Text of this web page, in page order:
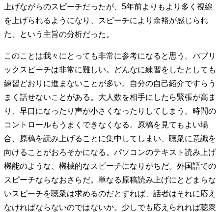
上げながらのスピーチだったが、5年前よりもより多く視線
を上げられるようになり、スピーチにより余裕が感じられ
た、という主旨の分析だった。
このことは我々にとっても非常に参考になると思う。パブリ
ックスピーチは非常に難しい。どんなに練習をしたとしても
練習どおりに進まないことが多い。自分の自己紹介ですらう
まく話せないことがある。大人数を相手にしたら緊張が高ま
り、早口になったり声が小さくなったりしてしまう。時間の
コントロールもうまくできなくなる。原稿を見てもよい場
合、原稿を読み上げることに集中してしまい、聴衆に意識を
向けることがおろそかになる。パソコンのテキスト読み上げ
機能のような、機械的なスピーチになりがちだ。外国語での
スピーチならなおさらだ。単なる原稿読み上げにとどまらな
いスピーチを聴衆は求めるのだとすれば、話者はそれに応え
なければならないのではないか。少しでも応えられれば聴衆